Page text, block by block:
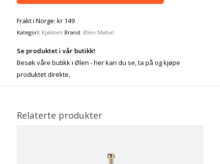
Frakt i Norge: kr 149
Kategori: Kjøkken Brand: Ølen Møbel
Se produktet i vår butikk!
Besøk våre butikk i Ølen - her kan du se, ta på og kjøpe
produktet direkte.
Relaterte produkter